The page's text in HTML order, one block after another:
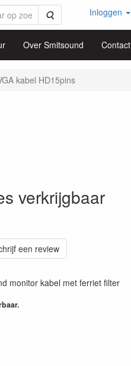
Zoeken Inloggen
Over Smitsound Contact
kabel HD15pins
verkrijgbaar
een review
monitor kabel met ferriet filter